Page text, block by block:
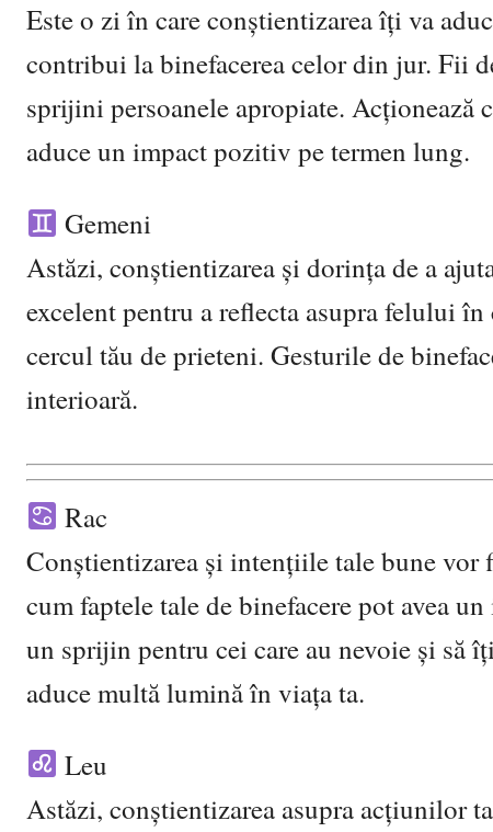
Este o zi în care conștientizarea îți va
contribui la binefacerea celor din jur. Fii
sprijini persoanele apropiate. Acționează
aduce un impact pozitiv pe termen lung.
Gemeni
Astăzi, conștientizarea și dorința de a
excelent pentru a reflecta asupra felului
cercul tău de prieteni. Gesturile de
interioară.
Rac
Conștientizarea și intențiile tale bune
cum faptele tale de binefacere pot avea
un sprijin pentru cei care au nevoie și să
aduce multă lumină în viața ta.
Leu
Astăzi, conștientizarea asupra acțiunilor